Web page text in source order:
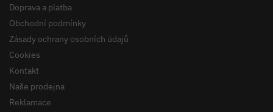
Doprava a platba
Obchodní podmínky
Zásady ochrany osobních údajů
Cookies
Kontakt
Naše prodejna
Reklamace